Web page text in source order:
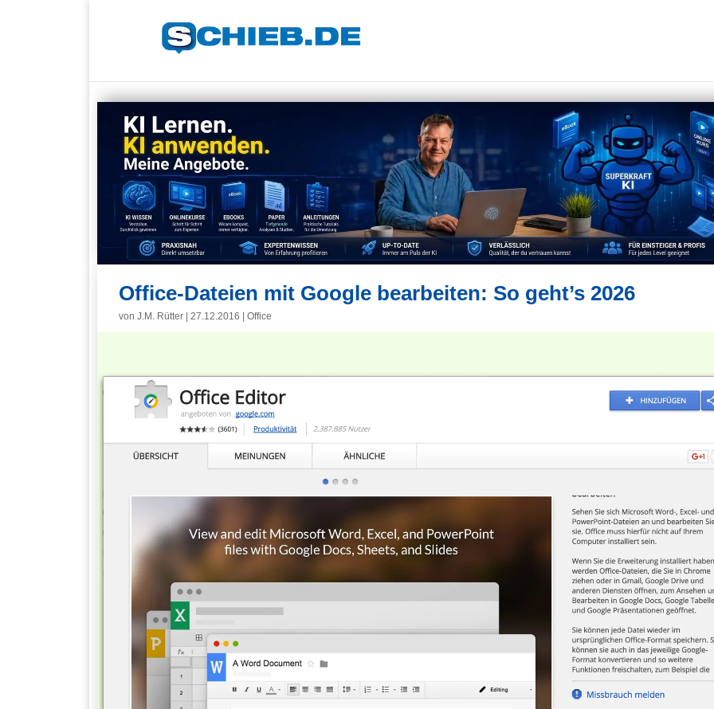
Office-Dateien mit Google bearbeiten: So geht’s 2026
von J.M. Rütter 27.12.2016 Office